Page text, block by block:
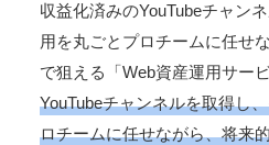
収益化済みのYouTubeチャン
用を丸ごとプロチームに任せ
で狙える「Web資産運用サービ
YouTubeチャンネルを取得し
ロチームに任せながら、将来